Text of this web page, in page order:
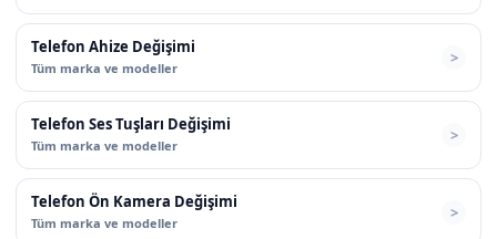
Telefon Ahize Değişimi
Tüm marka ve modeller
Telefon Ses Tuşları Değişimi
Tüm marka ve modeller
Telefon Ön Kamera Değişimi
Tüm marka ve modeller